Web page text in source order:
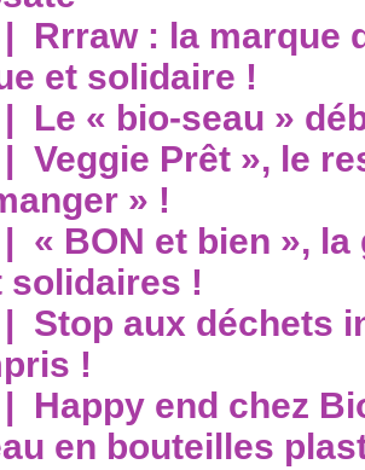
| Rrraw : la marque
et solidaire !
| Le « bio-seau »
| Veggie Prêt », le
» !
| « BON et bien »,
solidaires !
| Stop aux déchets
!
| Happy end chez
en bouteilles